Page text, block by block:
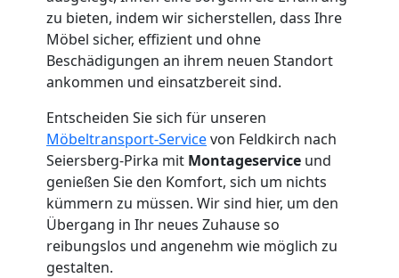
zu bieten, indem wir sicherstellen, dass Ihre
Möbel sicher, effizient und ohne
Beschädigungen an ihrem neuen Standort
ankommen und einsatzbereit sind.
Entscheiden Sie sich für unseren
Möbeltransport-Servicevon Feldkirch nach
Seiersberg-Pirka mit Montageservice und
genießen Sie den Komfort, sich um nichts
kümmern zu müssen. Wir sind hier, um den
Übergang in Ihr neues Zuhause so
reibungslos und angenehm wie möglich zu
gestalten.
Feldkirch
Umzug
Mann